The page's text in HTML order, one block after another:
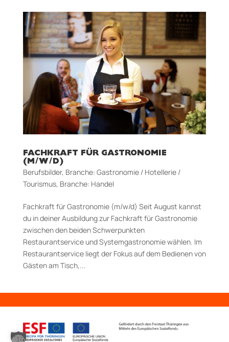
FACHKRAFT FÜR GASTRONOMIE
(M/W/D)
Berufsbilder, Branche: Gastronomie / Hotellerie /
Tourismus, Branche: Handel
Fachkraft für Gastronomie (m/w/d) Seit August kannst
du in deiner Ausbildung zur Fachkraft für Gastronomie
zwischen den beiden Schwerpunkten
Restaurantservice und Systemgastronomie wählen. Im
Restaurantservice liegt der Fokus auf dem Bedienen von
Gästen am Tisch,...